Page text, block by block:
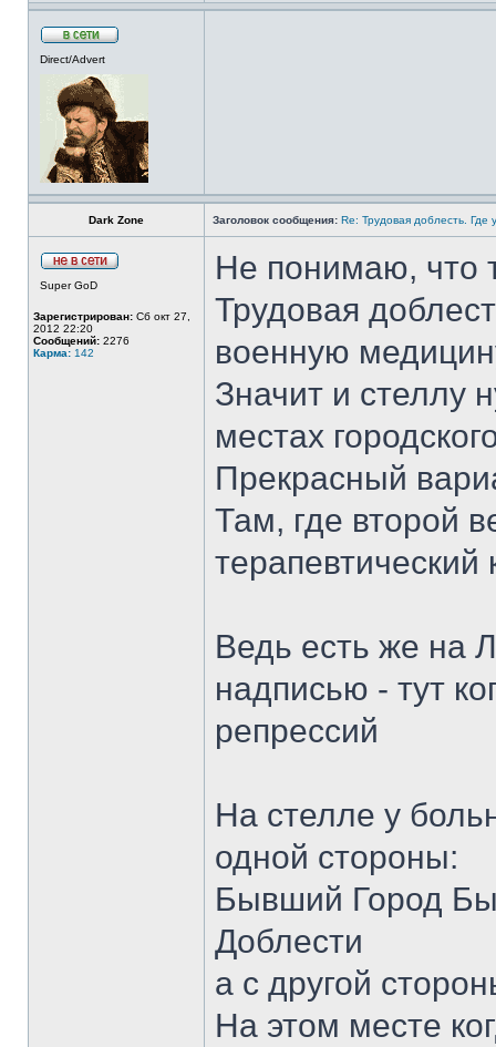
Direct/Advert
Dark Zone Заголовок сообщения: Re: Трудовая доблесть. Где
Super GoD
Зарегистрирован: Сб окт 27,
2012 22:20
Сообщений: 2276
Карма: 142
Не понимаю, что
Трудовая
военную
Значит и стеллу
местах
Прекрасный
Там, где второй
терапевтический
Ведь есть же на
надписью - тут
репрессий
На стелле у
одной стороны:
Бывший Город
Доблести
а с другой
На этом месте